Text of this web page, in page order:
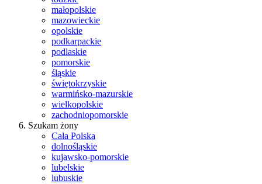
małopolskie
mazowieckie
opolskie
podkarpackie
podlaskie
pomorskie
śląskie
świętokrzyskie
warmińsko-mazurskie
wielkopolskie
zachodniopomorskie
Szukam żony
Cała Polska
dolnośląskie
kujawsko-pomorskie
lubelskie
lubuskie